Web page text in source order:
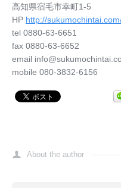
高知県宿毛市幸町1-5
HP http://
tel 0880-63-6651
fax 0880-63-6652
email
mobile 080-3832-6156
About the author